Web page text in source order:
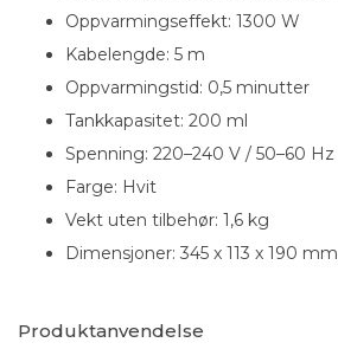
Oppvarmingseffekt: 1300 W
Kabelengde: 5 m
Oppvarmingstid: 0,5 minutter
Tankkapasitet: 200 ml
Spenning: 220–240 V / 50–60 Hz
Farge: Hvit
Vekt uten tilbehør: 1,6 kg
Dimensjoner: 345 x 113 x 190 mm
Produktanvendelse